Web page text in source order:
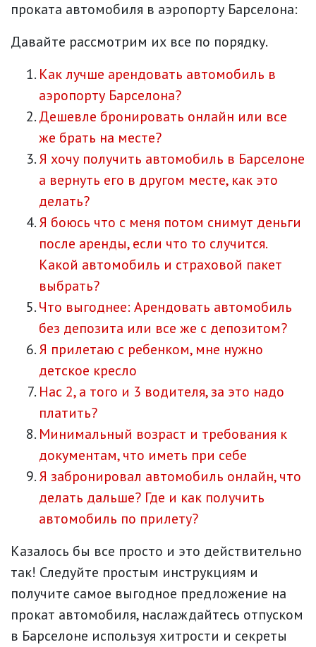
проката автомобиля в аэропорту Барселона:
Давайте рассмотрим их все по порядку.
Как лучше арендовать автомобиль в
аэропорту Барселона?
Дешевле бронировать онлайн или все
же брать на месте?
Я хочу получить автомобиль в Барселоне
а вернуть его в другом месте, как это
делать?
Я боюсь что с меня потом снимут деньги
после аренды, если что то случится.
Какой автомобиль и страховой пакет
выбрать?
Что выгоднее: Арендовать автомобиль
без депозита или все же с депозитом?
Я прилетаю с ребенком, мне нужно
детское кресло
Нас 2, а того и 3 водителя, за это надо
платить?
Минимальный возраст и требования к
документам, что иметь при себе
Я забронировал автомобиль онлайн, что
делать дальше? Где и как получить
автомобиль по прилету?
Казалось бы все просто и это действительно
так! Следуйте простым инструкциям и
получите самое выгодное предложение на
прокат автомобиля, наслаждайтесь отпуском
в Барселоне используя хитрости и секреты